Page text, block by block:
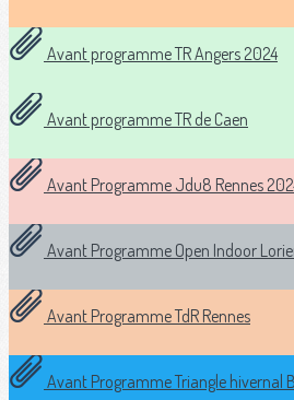
Avant programme TR Angers 2024
Avant programme TR de Caen
Avant Programme Jdu8 Rennes
Avant Programme Open Indoor
Avant Programme TdR Rennes
Avant Programme Triangle hivernal